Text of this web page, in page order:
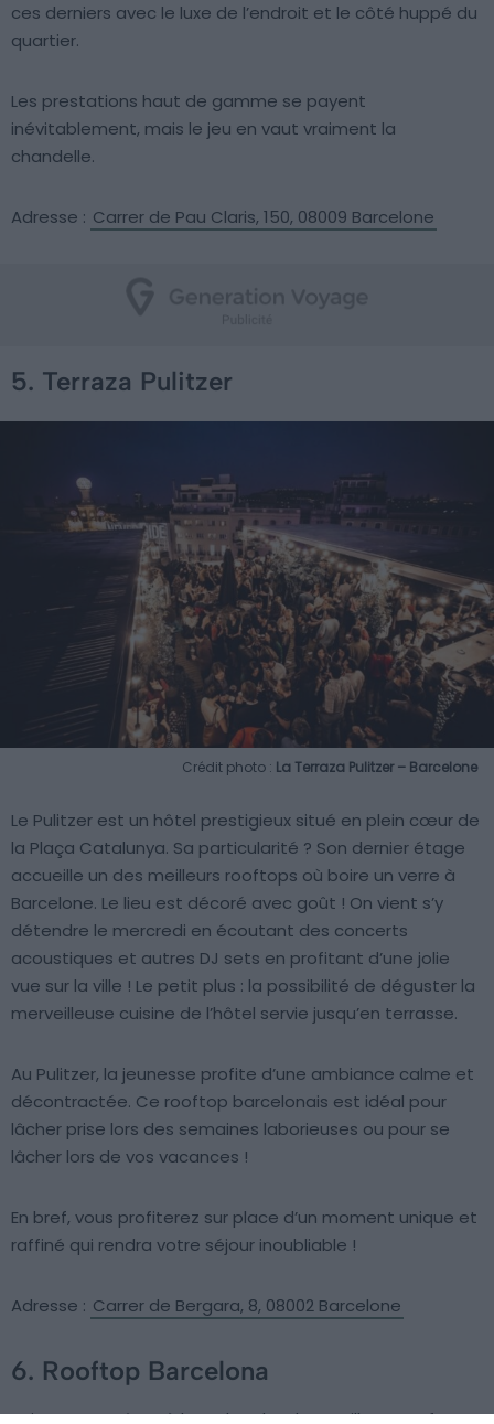
ces derniers avec le luxe de l’endroit et le côté huppé du
quartier.
Les prestations haut de gamme se payent
inévitablement, mais le jeu en vaut vraiment la
chandelle.
Adresse : Carrer de Pau Claris, 150, 08009 Barcelone
5. Terraza Pulitzer
Crédit photo : La Terraza Pulitzer – Barcelone
Le Pulitzer est un hôtel prestigieux situé en plein cœur de
la Plaça Catalunya. Sa particularité ? Son dernier étage
accueille un des meilleurs rooftops où boire un verre à
Barcelone. Le lieu est décoré avec goût ! On vient s’y
détendre le mercredi en écoutant des concerts
acoustiques et autres DJ sets en profitant d’une jolie
vue sur la ville ! Le petit plus : la possibilité de déguster la
merveilleuse cuisine de l’hôtel servie jusqu’en terrasse.
Au Pulitzer, la jeunesse profite d’une ambiance calme et
décontractée. Ce rooftop barcelonais est idéal pour
lâcher prise lors des semaines laborieuses ou pour se
lâcher lors de vos vacances !
En bref, vous profiterez sur place d’un moment unique et
raffiné qui rendra votre séjour inoubliable !
Adresse : Carrer de Bergara, 8, 08002 Barcelone
6. Rooftop Barcelona
Puisque vous êtes à la recherche des meilleurs rooftops